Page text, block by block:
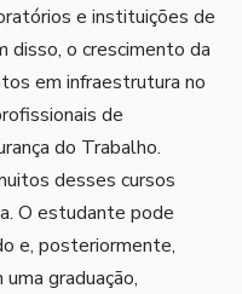
e instituições de
o crescimento da
em infraestrutura no
de
do Trabalho.
desses cursos
O estudante pode
e, posteriormente,
graduação,